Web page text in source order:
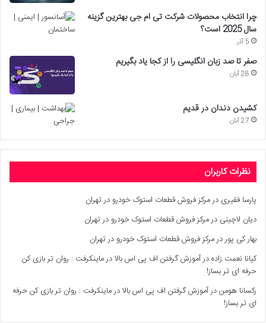
چرا انتخاب محصولات شرکت تی ام جی بهترین گزینه
سال 2025 است؟
5 آذر
صفر تا صد زبان انگلیسی را از کجا یاد بگیریم
28 آبان
کشیدن دندان در قدیم
27 آبان
نظرات کاربران
پارسا فقیری درمرکز فروش قطعات استوک خودرو در تهران
دیان لاچینی درمرکز فروش قطعات استوک خودرو در تهران
بهار کی پوردرمرکز فروش قطعات استوک خودرو در تهران
کیانا نعمت زادهدرآموزش گرفتن اف پی اس بالا در ماینکرفت : روان تر بازی کن
حرفه ای تر بساز!
رکسانا هومندرآموزش گرفتن اف پی اس بالا در ماینکرفت : روان تر بازی کن حرفه
ای تر بساز!